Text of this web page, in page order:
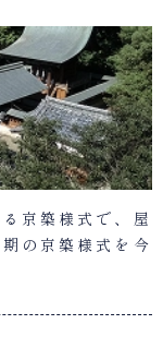
京築様式で、屋
の京築様式を今